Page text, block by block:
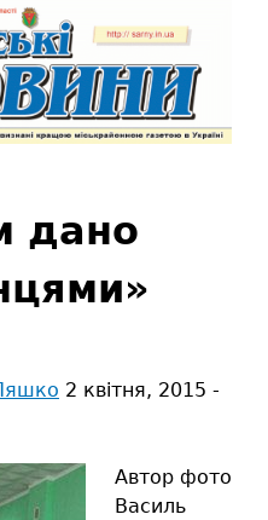
дано
2 квітня, 2015 -
Автор фото
Василь